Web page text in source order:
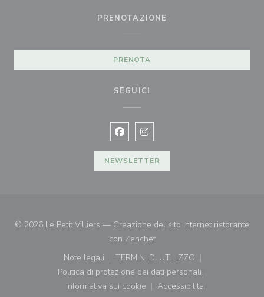
PRENOTAZIONE
PRENOTA
SEGUICI
Facebook ((apre una nuova
Instagram ((apre una nuova
NEWSLETTER
© 2026 Le Petit Villiers — Creazione del sito internet ristorante
con Zenchef((apre una nuova finestra))
Note legali
((apre una nuova finestra))
TERMINI DI UTILIZZO
((apre una nuova finestra))
Politica di protezione dei dati personali
((apre una nuova finestra))
Informativa sui cookie
((apre una nuova finestra))
Accessibilita
((apre una nuova